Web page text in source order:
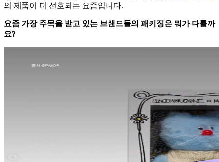
의 제품이 더 선호되는 요즘입니다.
요즘 가장 주목을 받고 있는 브랜드들의 패키징은 뭐가 다를까
요?